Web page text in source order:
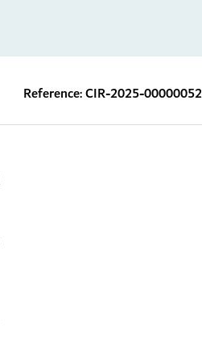
Reference:CIR-2025-00000052